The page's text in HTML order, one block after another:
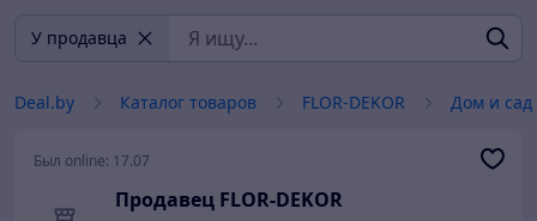
У продавца
Deal.by Каталог товаров FLOR-DEKOR Дом и сад
Был online: 17.07
Продавец FLOR-DEKOR